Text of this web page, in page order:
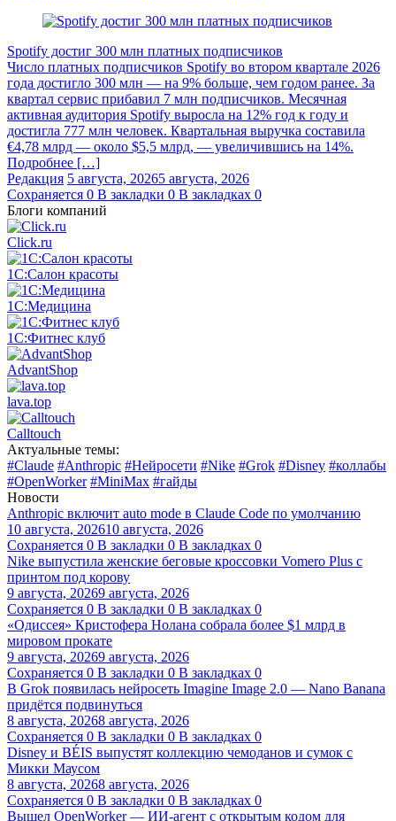
Spotify достиг 300 млн платных подписчиков
Число платных подписчиков Spotify во втором квартале 2026
года достигло 300 млн — на 9% больше, чем годом ранее. За
квартал сервис прибавил 7 млн подписчиков. Месячная
активная аудитория Spotify выросла на 12% год к году и
достигла 777 млн человек. Квартальная выручка составила
€4,78 млрд — около $5,5 млрд, — увеличившись на 14%.
Подробнее […]
Редакция 5 августа, 20265 августа, 2026
Сохраняется 0 В закладки 0 В закладках 0
Блоги компаний
Click.ru
1С:Салон красоты
1С:Медицина
1С:Фитнес клуб
AdvantShop
lava.top
Calltouch
Актуальные темы:
#Claude #Anthropic #Нейросети #Nike #Grok #Disney #коллабы
#OpenWorker #MiniMax #гайды
Новости
Anthropic включит auto mode в Claude Code по умолчанию
10 августа, 202610 августа, 2026
Сохраняется 0 В закладки 0 В закладках 0
Nike выпустила женские беговые кроссовки Vomero Plus с
принтом под корову
9 августа, 20269 августа, 2026
Сохраняется 0 В закладки 0 В закладках 0
«Одиссея» Кристофера Нолана собрала более $1 млрд в
мировом прокате
9 августа, 20269 августа, 2026
Сохраняется 0 В закладки 0 В закладках 0
В Grok появилась нейросеть Imagine Image 2.0 — Nano Banana
придётся подвинуться
8 августа, 20268 августа, 2026
Сохраняется 0 В закладки 0 В закладках 0
Disney и BÉIS выпустят коллекцию чемоданов и сумок с
Микки Маусом
8 августа, 20268 августа, 2026
Сохраняется 0 В закладки 0 В закладках 0
Вышел OpenWorker — ИИ-агент с открытым кодом для